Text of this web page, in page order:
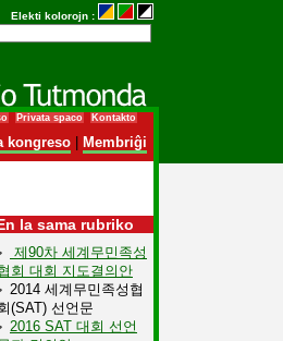
Elekti kolorojn :
Privata spaco Kontakto
kongreso| Membriĝi
la sama rubriko
제90차 세계무민족성
회 대회 지도결의안
2014 세계무민족성협
(SAT) 선언문
2016 SAT 대회 선언